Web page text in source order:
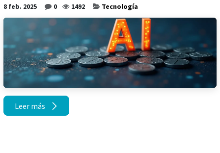
8 feb. 2025 0 1492 Tecnología
Leer más